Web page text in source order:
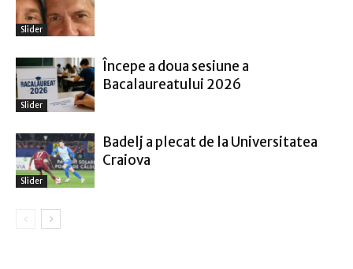
Slider
Slider
Începe a doua sesiune a
Bacalaureatului 2026
Slider
Badelj a plecat de la Universitatea
Craiova